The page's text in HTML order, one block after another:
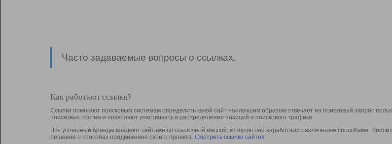
Часто задаваемые вопросы о ссылках.
Как работают ссылки?
Ссылки помогают поисковым системам определить какой сайт наилучшим образом отвечает на поисковый запрос
поисковых систем и позволяют участвовать в раcпределении позиций и поискового трафика.
Все успешные бренды владеют сайтами со ссылочной массой, которую они заработали различными способами.
решение о способах продвижения своего проекта. Смотреть ссылки сайтов